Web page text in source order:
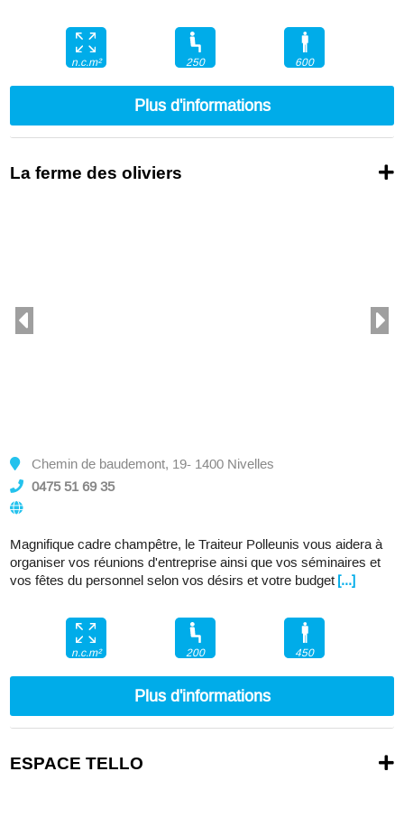
n.c.m² 250 600
Plus d'informations
La ferme des oliviers
Chemin de baudemont, 19- 1400 Nivelles
0475 51 69 35
Magnifique cadre champêtre, le Traiteur Polleunis vous aidera à
organiser vos réunions d'entreprise ainsi que vos séminaires et
vos fêtes du personnel selon vos désirs et votre budget [...]
n.c.m² 200 450
Plus d'informations
ESPACE TELLO